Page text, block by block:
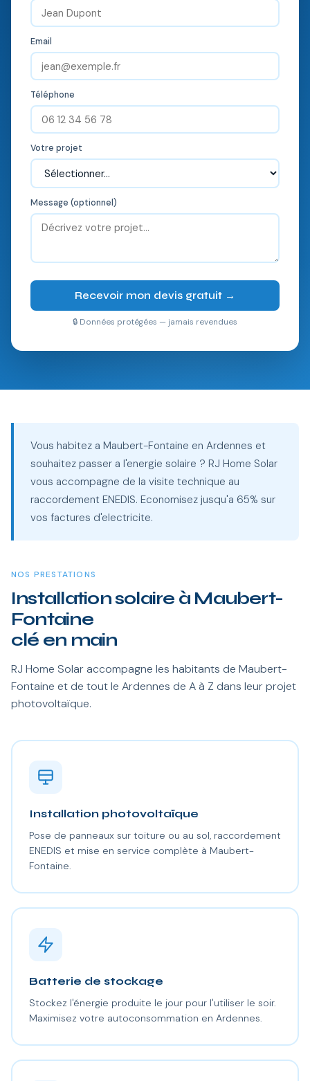
Email
Téléphone
Votre projet
Message (optionnel)
Recevoir mon devis gratuit →
🔒 Données protégées — jamais revendues
Vous habitez a Maubert-Fontaine en Ardennes et
souhaitez passer a l'energie solaire ? RJ Home Solar
vous accompagne de la visite technique au
raccordement ENEDIS. Economisez jusqu'a 65% sur
vos factures d'electricite.
NOS PRESTATIONS
Installation solaire à Maubert-
Fontaine
clé en main
RJ Home Solar accompagne les habitants de Maubert-
Fontaine et de tout le Ardennes de A à Z dans leur projet
photovoltaïque.
Installation photovoltaïque
Pose de panneaux sur toiture ou au sol, raccordement
ENEDIS et mise en service complète à Maubert-
Fontaine.
Batterie de stockage
Stockez l'énergie produite le jour pour l'utiliser le soir.
Maximisez votre autoconsommation en Ardennes.